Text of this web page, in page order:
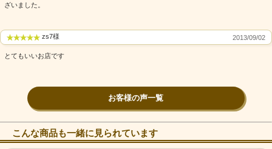
「普導丸」には、古くから胃腸薬や香辛料として利用されてきた生薬が7
種類も配合されており、その穏やかな作用が、現代の社会生活に溢れて
いる不快な症状を、優しく癒します。
ざいました。
zs7様 2013/09/02
とてもいいお店です
お客様の声一覧
こんな商品も一緒に見られています